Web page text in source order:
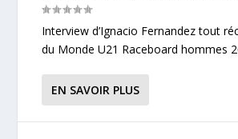
Interview d’Ignacio Fernandez tout
du Monde U21 Raceboard hommes
EN SAVOIR PLUS